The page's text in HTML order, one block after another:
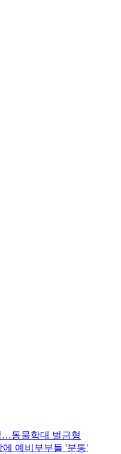
…동물학대 벌금형
예비부부들 '분통'